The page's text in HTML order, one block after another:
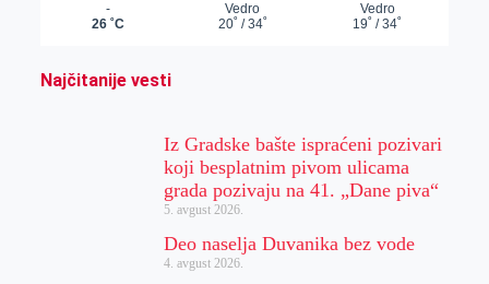
Najčitanije vesti
Iz Gradske bašte ispraćeni pozivari
koji besplatnim pivom ulicama
grada pozivaju na 41. „Dane piva“
5. avgust 2026.
Deo naselja Duvanika bez vode
4. avgust 2026.